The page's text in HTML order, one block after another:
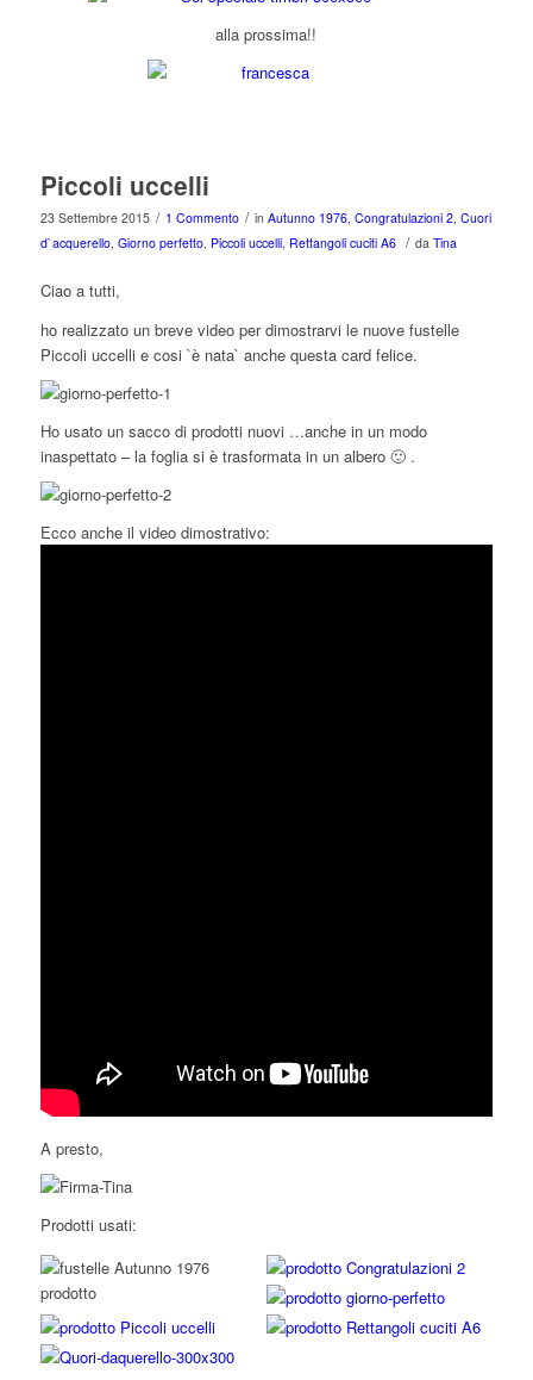
alla prossima!!
Piccoli uccelli
23 Settembre 2015 / 1 Commento / in Autunno 1976, Congratulazioni 2, Cuori
d`acquerello, Giorno perfetto, Piccoli uccelli, Rettangoli cuciti A6 / da Tina
Ciao a tutti,
ho realizzato un breve video per dimostrarvi le nuove fustelle
Piccoli uccelli e cosi `è nata` anche questa card felice.
Ho usato un sacco di prodotti nuovi …anche in un modo
inaspettato – la foglia si è trasformata in un albero 🙂 .
Ecco anche il video dimostrativo:
A presto,
Prodotti usati: